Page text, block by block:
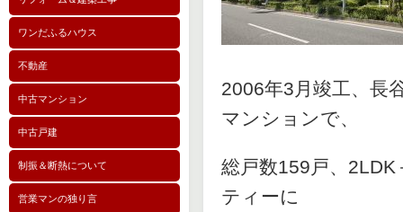
ワンだふるハウス
不動産
中古マンション
中古戸建
制振＆断熱について
営業マンの独り言
2006年3月竣工、長
マンションで、
総戸数159戸、
ティーに